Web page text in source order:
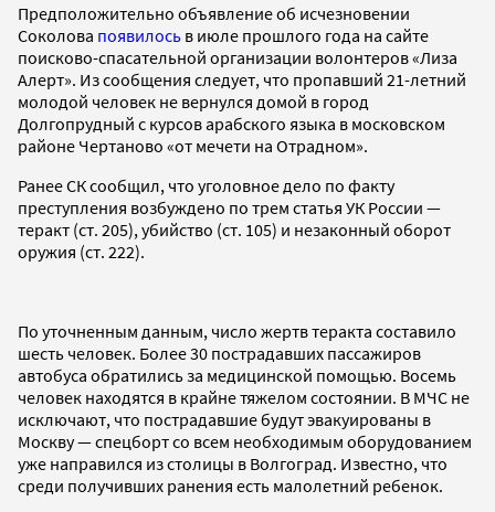
Предположительно объявление об исчезновении
Соколова появилось в июле прошлого года на сайте
поисково-спасательной организации волонтеров «Лиза
Алерт». Из сообщения следует, что пропавший 21-летний
молодой человек не вернулся домой в город
Долгопрудный с курсов арабского языка в московском
районе Чертаново «от мечети на Отрадном».
Ранее СК сообщил, что уголовное дело по факту
преступления возбуждено по трем статья УК России —
теракт (ст. 205), убийство (ст. 105) и незаконный оборот
оружия (ст. 222).
По уточненным данным, число жертв теракта составило
шесть человек. Более 30 пострадавших пассажиров
автобуса обратились за медицинской помощью. Восемь
человек находятся в крайне тяжелом состоянии. В МЧС не
исключают, что пострадавшие будут эвакуированы в
Москву — спецборт со всем необходимым оборудованием
уже направился из столицы в Волгоград. Известно, что
среди получивших ранения есть малолетний ребенок.